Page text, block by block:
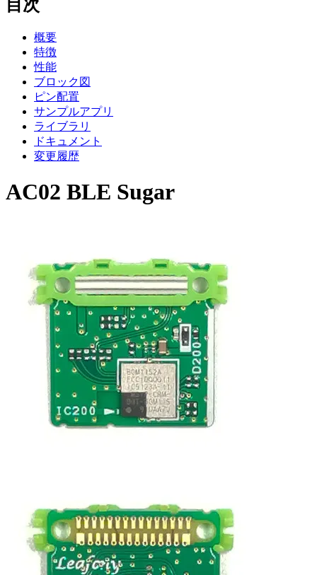
目次
概要
特徴
性能
ブロック図
ピン配置
サンプルアプリ
ライブラリ
ドキュメント
変更履歴
AC02 BLE Sugar